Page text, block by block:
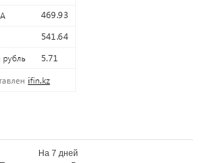
На 7 дней